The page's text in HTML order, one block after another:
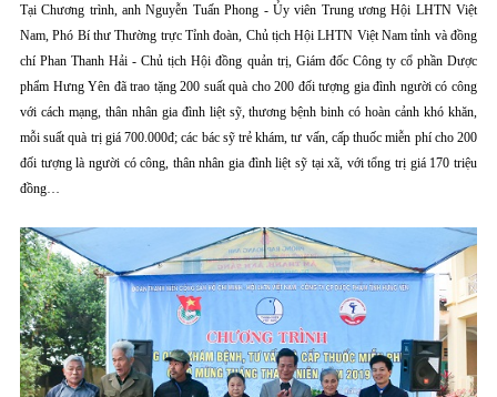
Tại Chương trình, anh Nguyễn Tuấn Phong - Ủy viên Trung ương Hội LHTN Việt
Nam, Phó Bí thư Thường trực Tỉnh đoàn, Chủ tịch Hội LHTN Việt Nam tỉnh và đồng
chí Phan Thanh Hải - Chủ tịch Hội đồng quản trị, Giám đốc Công ty cổ phần Dược
phẩm Hưng Yên đã trao tặng 200 suất quà cho 200 đối tượng gia đình người có công
với cách mạng, thân nhân gia đình liệt sỹ, thương bệnh binh có hoàn cảnh khó khăn,
mỗi suất quà trị giá 700.000đ; các bác sỹ trẻ khám, tư vấn, cấp thuốc miễn phí cho 200
đối tượng là người có công, thân nhân gia đình liệt sỹ tại xã, với tổng trị giá 170 triệu
đồng…